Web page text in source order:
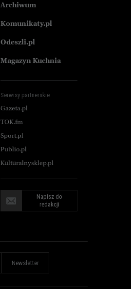
Archiwum
Komunikaty.pl
Odeszli.pl
Magazyn Kuchnia
Serwisy partnerskie
Gazeta.pl
TOK.fm
Sport.pl
Publio.pl
Kulturalnysklep.pl
Napisz do
redakcji
Newsletter